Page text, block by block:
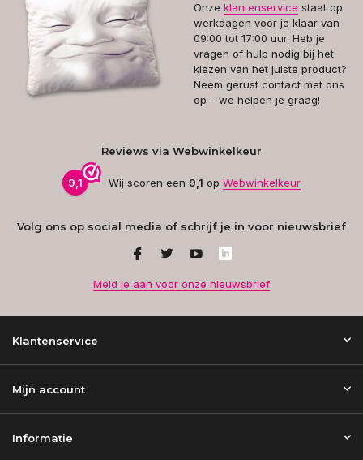
Onze klantenservice staat op
werkdagen voor je klaar van
09:00 tot 17:00 uur. Heb je
vragen of hulp nodig bij het
kiezen van het juiste product?
Neem gerust contact met ons
op – we helpen je graag!
Reviews via Webwinkelkeur
9,1 Wij scoren een 9,1 op Webwinkelkeur
Volg ons op social media of schrijf je in voor nieuwsbrief
Meld je aan voor onze nieuwsbrief
Klantenservice
Mijn account
Informatie